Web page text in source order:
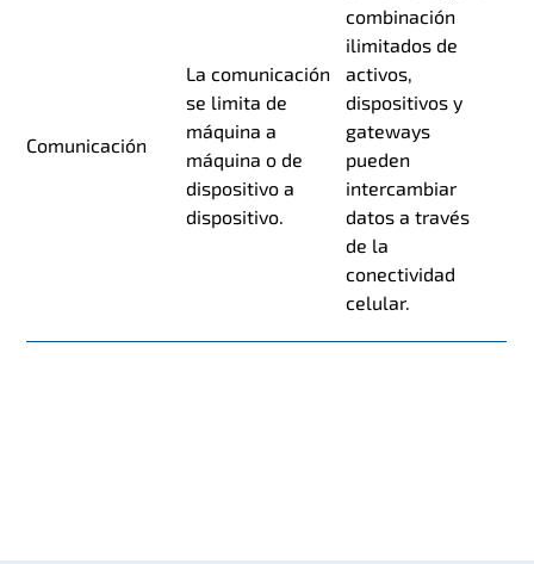
Comunicación
La comunicación
se limita de
máquina a
máquina o de
dispositivo a
dispositivo.
combinación
ilimitados de
activos,
dispositivos y
gateways
pueden
intercambiar
datos a través
de la
conectividad
celular.